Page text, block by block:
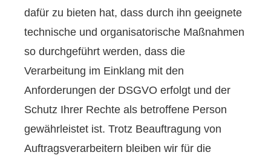
dafür zu bieten hat, dass durch ihn geeignete
technische und organisatorische Maßnahmen
so durchgeführt werden, dass die
Verarbeitung im Einklang mit den
Anforderungen der DSGVO erfolgt und der
Schutz Ihrer Rechte als betroffene Person
gewährleistet ist. Trotz Beauftragung von
Auftragsverarbeitern bleiben wir für die